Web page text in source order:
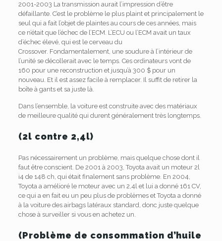
2001-2003 La transmission aurait l’impression d’être
défaillante. C’est le problème le plus plaint et principalement le
seul qui a fait l’objet de plaintes au cours de ces années, mais
ce n’était que l’échec de l’ECM. L’ECU ou l’ECM avait un taux
d’échec élevé, qui est le cerveau du
Crossover. Fondamentalement, une soudure à l’intérieur de
l’unité se décollerait avec le temps. Ces ordinateurs vont de
160 pour une reconstruction et jusqu’à 300 $ pour un
nouveau. Et il est assez facile à remplacer. Il suffit de retirer la
boîte à gants et sa juste là.
Dans l’ensemble, la voiture est construite avec des matériaux
de meilleure qualité qui durent généralement très longtemps.
(2l contre 2,4l)
Pas nécessairement un problème, mais quelque chose dont il
faut être conscient. De 2001 à 2003, Toyota avait un moteur 2l
i4 de 148 ch, qui était finalement sans problème. En 2004,
Toyota a amélioré le moteur avec un 2,4l et lui a donné 161 CV,
ce qui a en fait eu un peu plus de problèmes et Toyota a donné
à la voiture des airbags latéraux standard, donc juste quelque
chose à surveiller si vous en achetez un.
(Problème de consommation d’huile